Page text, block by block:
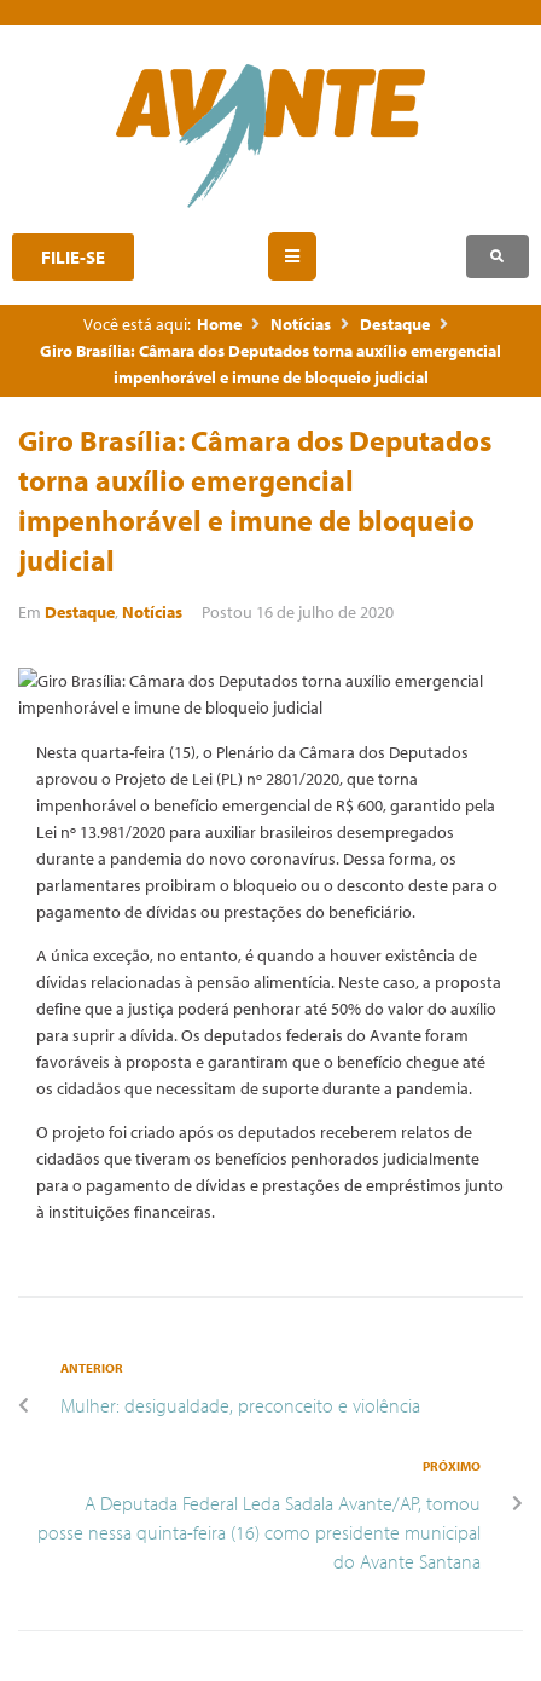
FILIE-SE
Você está aqui: Home Notícias
Destaque
Giro Brasília: Câmara dos Deputados torna auxílio emergencial
impenhorável e imune de bloqueio judicial
Giro Brasília: Câmara dos Deputados
torna auxílio emergencial
impenhorável e imune de bloqueio
judicial
Em Destaque, Notícias Postou 16 de julho de 2020
Nesta quarta-feira (15), o Plenário da Câmara dos Deputados
aprovou o Projeto de Lei (PL) nº 2801/2020, que torna
impenhorável o benefício emergencial de R$ 600, garantido pela
Lei nº 13.981/2020 para auxiliar brasileiros desempregados
durante a pandemia do novo coronavírus. Dessa forma, os
parlamentares proibiram o bloqueio ou o desconto deste para o
pagamento de dívidas ou prestações do beneficiário.
A única exceção, no entanto, é quando a houver existência de
dívidas relacionadas à pensão alimentícia. Neste caso, a proposta
define que a justiça poderá penhorar até 50% do valor do auxílio
para suprir a dívida. Os deputados federais do Avante foram
favoráveis à proposta e garantiram que o benefício chegue até
os cidadãos que necessitam de suporte durante a pandemia.
O projeto foi criado após os deputados receberem relatos de
cidadãos que tiveram os benefícios penhorados judicialmente
para o pagamento de dívidas e prestações de empréstimos junto
à instituições financeiras.
ANTERIOR
Mulher: desigualdade, preconceito e violência
PRÓXIMO
A Deputada Federal Leda Sadala Avante/AP, tomou
posse nessa quinta-feira (16) como presidente municipal
do Avante Santana